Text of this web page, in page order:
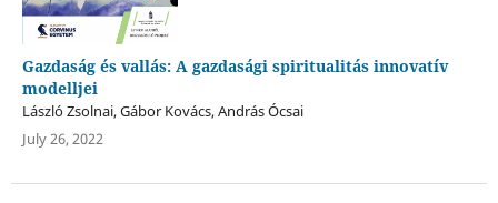
Gazdaság és vallás: A gazdasági spiritualitás innovatív
modelljei
László Zsolnai, Gábor Kovács, András Ócsai
July 26, 2022